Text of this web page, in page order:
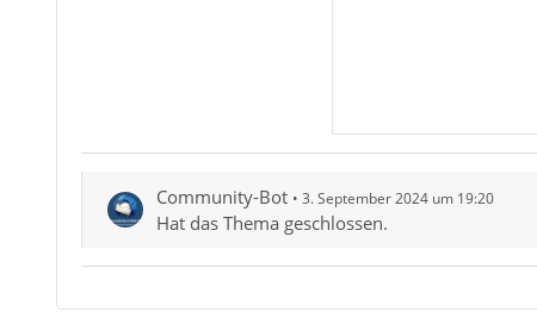
Community-Bot 3. September 2024 um 19:20
Hat das Thema geschlossen.